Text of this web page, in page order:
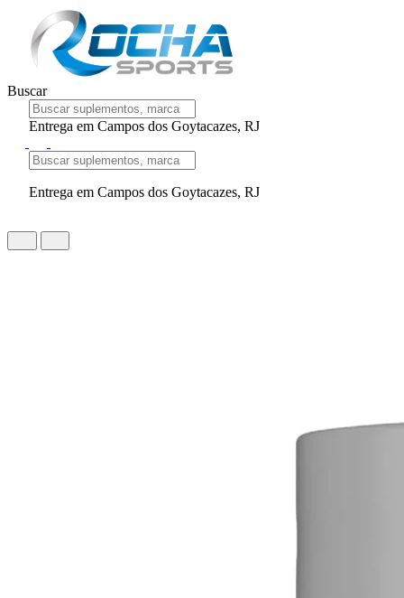
Buscar
Entrega em Campos dos Goytacazes, RJ
Entrega em Campos dos Goytacazes, RJ